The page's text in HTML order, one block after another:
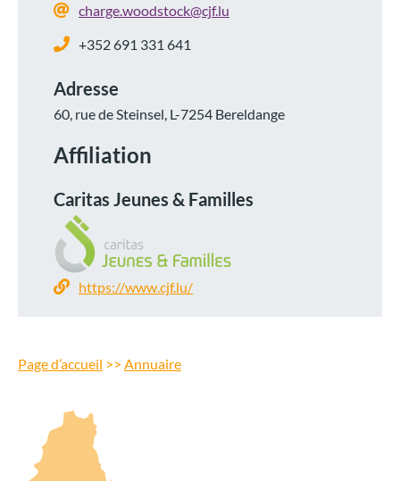
charge.woodstock@cjf.lu
+352 691 331 641
Adresse
60, rue de Steinsel, L-7254 Bereldange
Affiliation
Caritas Jeunes & Familles
https://www.cjf.lu/
Page d’accueil >> Annuaire